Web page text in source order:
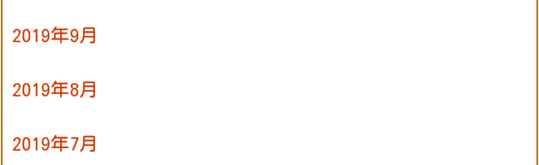
2019年9月
2019年8月
2019年7月